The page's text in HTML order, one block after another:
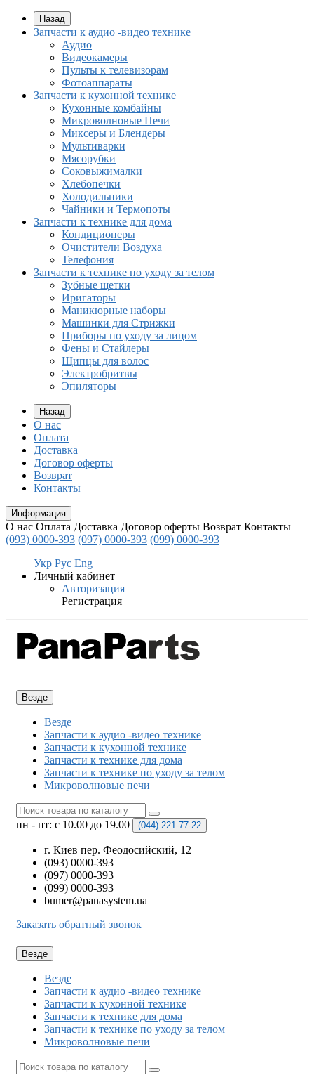
Назад
Запчасти к аудио -видео технике
Аудио
Видеокамеры
Пульты к телевизорам
Фотоаппараты
Запчасти к кухонной технике
Кухонные комбайны
Микроволновые Печи
Миксеры и Блендеры
Мультиварки
Мясорубки
Соковыжималки
Хлебопечки
Холодильники
Чайники и Термопоты
Запчасти к технике для дома
Кондиционеры
Очистители Воздуха
Телефония
Запчасти к технике по уходу за телом
Зубные щетки
Иригаторы
Маникюрные наборы
Машинки для Стрижки
Приборы по уходу за лицом
Фены и Стайлеры
Щипцы для волос
Электробритвы
Эпиляторы
Назад
О нас
Оплата
Доставка
Договор оферты
Возврат
Контакты
Информация
О нас Оплата Доставка Договор оферты Возврат Контакты
(093) 0000-393 (097) 0000-393 (099) 0000-393
Укр Рус Eng
Личный кабинет
Авторизация
Регистрация
Везде
Везде
Запчасти к аудио -видео технике
Запчасти к кухонной технике
Запчасти к технике для дома
Запчасти к технике по уходу за телом
Микроволновые печи
пн - пт: с 10.00 до 19.00 (044) 221-77-22
г. Киев пер. Феодосийский, 12
(093) 0000-393
(097) 0000-393
(099) 0000-393
bumer@panasystem.ua
Заказать обратный звонок
Везде
Везде
Запчасти к аудио -видео технике
Запчасти к кухонной технике
Запчасти к технике для дома
Запчасти к технике по уходу за телом
Микроволновые печи